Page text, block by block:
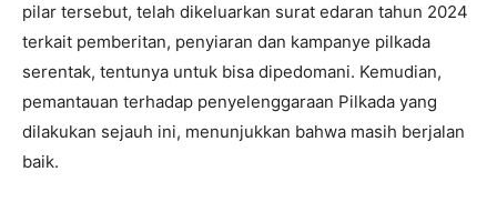
pilar tersebut, telah dikeluarkan surat edaran tahun 2024
terkait pemberitan, penyiaran dan kampanye pilkada
serentak, tentunya untuk bisa dipedomani. Kemudian,
pemantauan terhadap penyelenggaraan Pilkada yang
dilakukan sejauh ini, menunjukkan bahwa masih berjalan
baik.